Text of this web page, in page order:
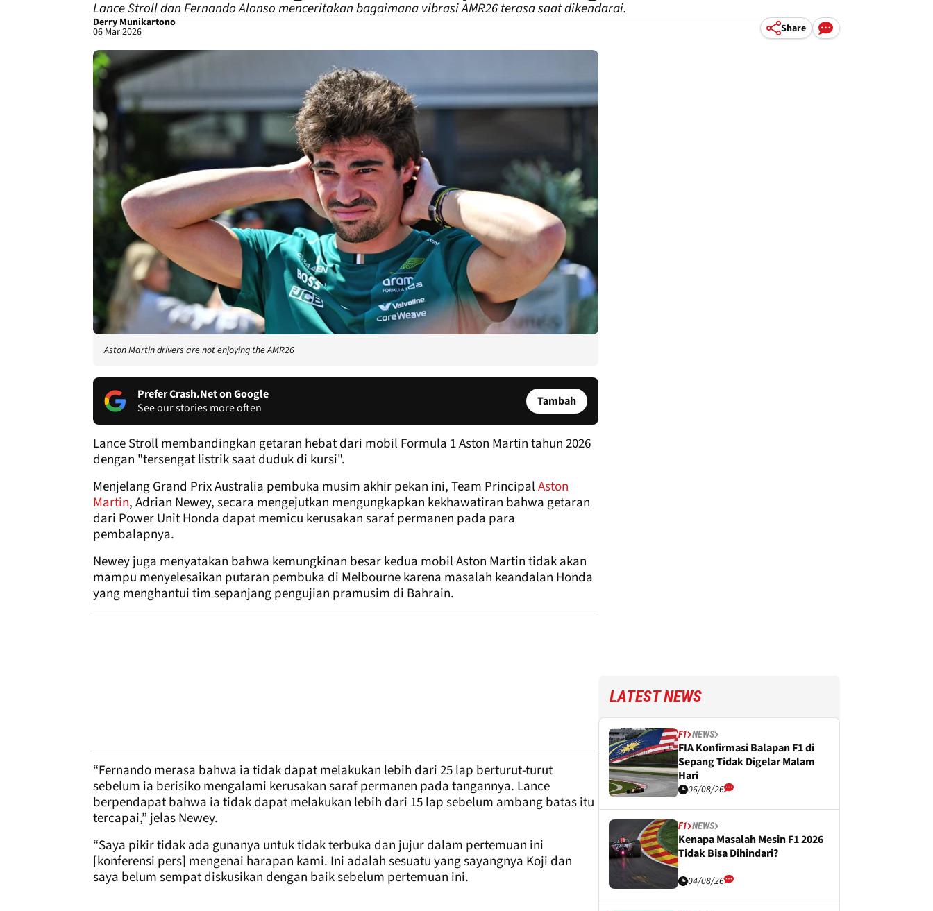
Lance Stroll dan Fernando Alonso menceritakan bagaimana vibrasi AMR26 terasa saat dikendarai.
Derry Munikartono
06 Mar 2026 Share
Aston Martin drivers are not enjoying the AMR26
Prefer Crash.Net on Google
See our stories more often
Tambah
Lance Stroll membandingkan getaran hebat dari mobil Formula 1 Aston Martin tahun 2026
dengan "tersengat listrik saat duduk di kursi".
Menjelang Grand Prix Australia pembuka musim akhir pekan ini, Team PrincipalAston
Martin, Adrian Newey, secara mengejutkan mengungkapkan kekhawatiran bahwa getaran
dari Power Unit Honda dapat memicu kerusakan saraf permanen pada para
pembalapnya.
Newey juga menyatakan bahwa kemungkinan besar kedua mobil Aston Martin tidak akan
mampu menyelesaikan putaran pembuka di Melbourne karena masalah keandalan Honda
yang menghantui tim sepanjang pengujian pramusim di Bahrain.
“Fernando merasa bahwa ia tidak dapat melakukan lebih dari 25 lap berturut-turut
sebelum ia berisiko mengalami kerusakan saraf permanen pada tangannya. Lance
berpendapat bahwa ia tidak dapat melakukan lebih dari 15 lap sebelum ambang batas itu
tercapai,” jelas Newey.
“Saya pikir tidak ada gunanya untuk tidak terbuka dan jujur ​​dalam pertemuan ini
[konferensi pers] mengenai harapan kami. Ini adalah sesuatu yang sayangnya Koji dan
saya belum sempat diskusikan dengan baik sebelum pertemuan ini.
LATEST NEWS
F1 NEWS
FIA Konfirmasi Balapan F1 di
Sepang Tidak Digelar Malam
Hari
06/08/26
F1 NEWS
Kenapa Masalah Mesin F1 2026
Tidak Bisa Dihindari?
04/08/26